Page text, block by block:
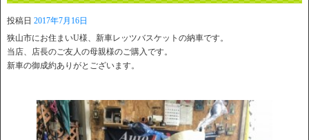
投稿日 2017年7月16日
狭山市にお住まいU様、新車レッツバスケットの納車です。
当店、店長のご友人の母親様のご購入です。
新車の御成約ありがとございます。